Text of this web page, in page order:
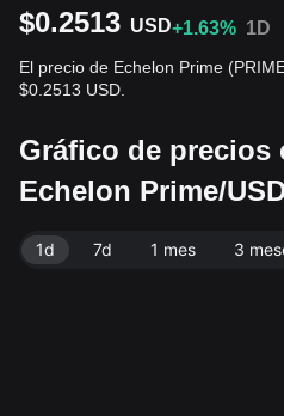
$0.2513 USD+1.63% 1D
El precio de Echelon Prime
$0.2513 USD.
Gráfico de precios
Echelon Prime/
1d 7d 1 mes 3